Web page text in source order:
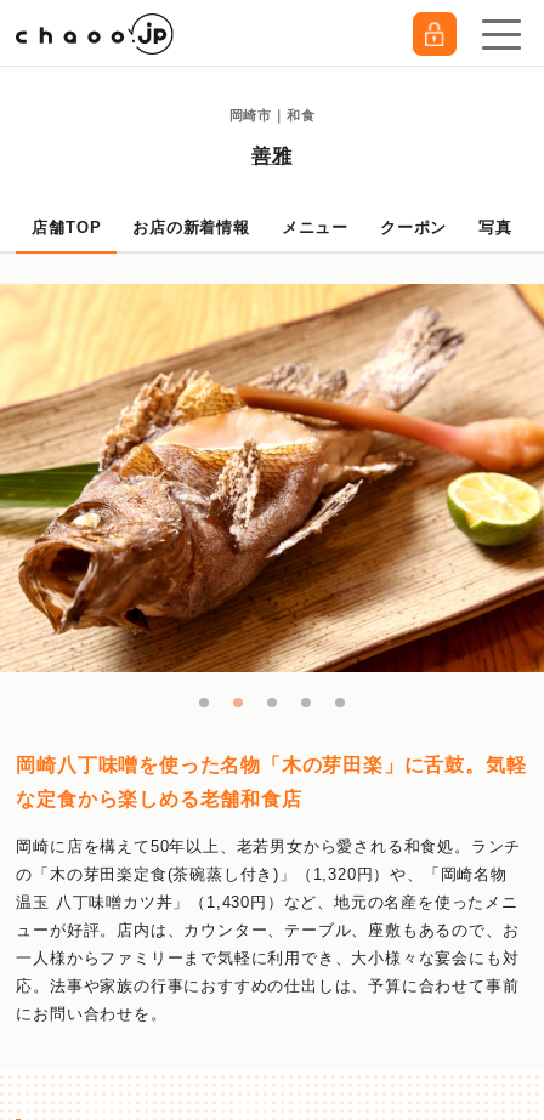
岡崎市｜和食
善雅
店舗TOP お店の新着情報 メニュー クーポン 写真
岡崎八丁味噌を使った名物「木の芽田楽」に舌鼓。気軽
な定食から楽しめる老舗和食店
岡崎に店を構えて50年以上、老若男女から愛される和食処。ランチ
の「木の芽田楽定食(茶碗蒸し付き)」（1,320円）や、「岡崎名物
温玉 八丁味噌カツ丼」（1,430円）など、地元の名産を使ったメニ
ューが好評。店内は、カウンター、テーブル、座敷もあるので、お
一人様からファミリーまで気軽に利用でき、大小様々な宴会にも対
応。法事や家族の行事におすすめの仕出しは、予算に合わせて事前
にお問い合わせを。